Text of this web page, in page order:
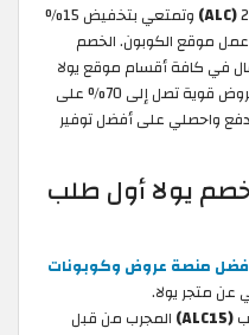
(ALC)
وتمتعي بتخفيض 15%
قبل فريق عمل موقع الكوبون. الخصم
في كافة أقسام موقع يولا
اون لاين. كما يمكنكِ الاستفادة من عروض قوية تصل إلى 70% على
واحصلي على أفضل توفير
يولا أول طلب
منصة عروض وكوبونات
عن متجر يولا.
(ALC15)
المجرب من قبل